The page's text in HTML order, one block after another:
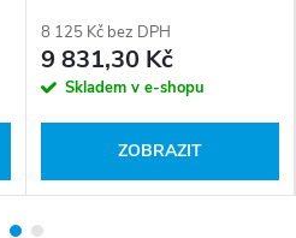
8 125 Kč bez DPH
9 831,30 Kč
Skladem v e-shopu
ZOBRAZIT